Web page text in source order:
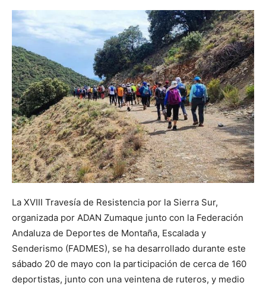
La XVIII Travesía de Resistencia por la Sierra Sur,
organizada por ADAN Zumaque junto con la Federación
Andaluza de Deportes de Montaña, Escalada y
Senderismo (FADMES), se ha desarrollado durante este
sábado 20 de mayo con la participación de cerca de 160
deportistas, junto con una veintena de ruteros, y medio